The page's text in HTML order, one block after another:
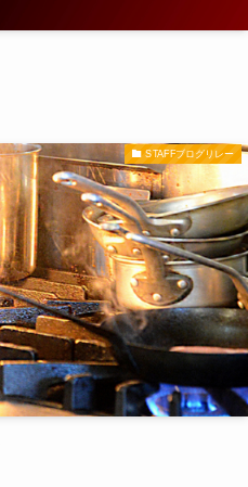
STAFFブログリレー